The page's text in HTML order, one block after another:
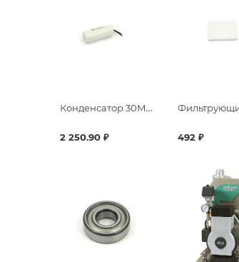
Конденсатор 30MF-450V, 230V-50-60Hz
2 250.90 ₽ 492 ₽